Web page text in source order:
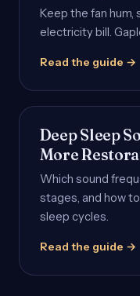
Keep the fan hum,
electricity bill.
Read the guide →
Deep Sleep
More
Which sound
stages, and how
sleep cycles.
Read the guide →